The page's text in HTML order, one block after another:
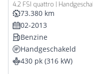
4.2 FSI quattro |
73.380 km
02-2013
Benzine
Handgeschakeld
430 pk (316 kW)